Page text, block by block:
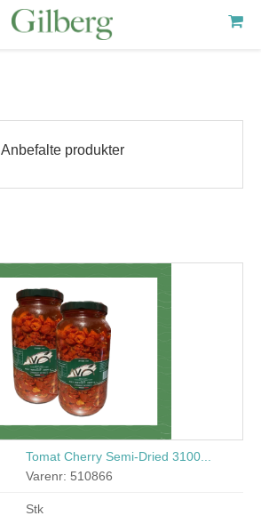
Anbefalte produkter
Tomat Cherry Semi-Dried 3100...
Varenr: 510866
Stk